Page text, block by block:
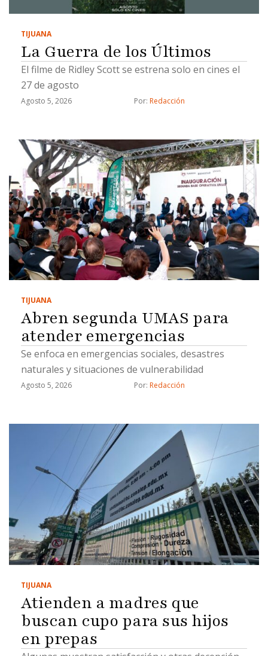
TIJUANA
La Guerra de los Últimos
El filme de Ridley Scott se estrena solo en cines el
27 de agosto
Agosto 5, 2026 Por: Redacción
TIJUANA
Abren segunda UMAS para
atender emergencias
Se enfoca en emergencias sociales, desastres
naturales y situaciones de vulnerabilidad
Agosto 5, 2026 Por: Redacción
TIJUANA
Atienden a madres que
buscan cupo para sus hijos
en prepas